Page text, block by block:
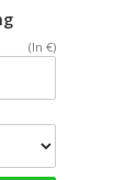
(In €)